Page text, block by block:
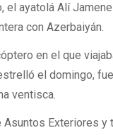
ayatolá Alí
con Azerbaiyán.
en el que
el domingo,
ventisca.
Exteriores